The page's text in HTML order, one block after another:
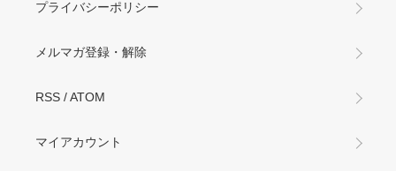
プライバシーポリシー
メルマガ登録・解除
RSS /ATOM
マイアカウント